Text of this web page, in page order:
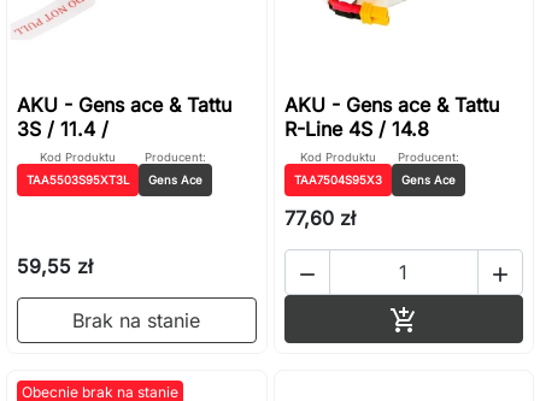
AKU - Gens ace & Tattu
3S / 11.4 /
Kod Produktu
TAA5503S95XT3L
Producent:
Gens Ace
59,55 zł
Brak na stanie
AKU - Gens ace & Tattu
R-Line 4S / 14.8
Kod Produktu
TAA7504S95X3
Producent:
Gens Ace
77,60 zł
 

Obecnie brak na stanie